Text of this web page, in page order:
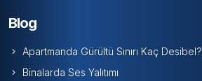
Blog
Apartmanda Gürültü Sınırı Kaç Desibel?
Binalarda Ses Yalıtımı